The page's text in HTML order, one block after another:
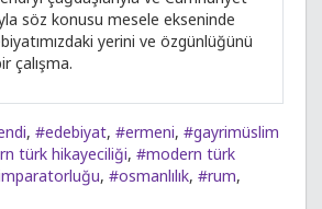
söz konusu mesele ekseninde
yerini ve özgünlüğünü
çalışma.
, #edebiyat, #ermeni, #gayrimüslim
türk hikayeciliği, #modern türk
, #osmanlılık, #rum,